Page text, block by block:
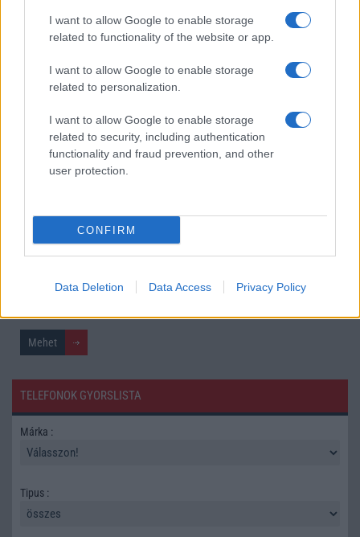
I want to allow Google to enable storage
related to functionality of the website or app.
I want to allow Google to enable storage
related to personalization.
I want to allow Google to enable storage
related to security, including authentication
functionality and fraud prevention, and other
user protection.
CONFIRM
Data Deletion Data Access Privacy Policy
Nem biztos, hogy érdemes kivárni az iPhone 18 Prot
kamerás funkcióját
Élőképeken a Dark Cherry színű iPhone 18 Pro Max!
Itt a vég a Galaxy S23 széria számára: a One UI 9 lehet az
utolsó nagy frissítés
További hírek
Mennyibe kerül
TELEFONOK GYORSLISTA
Márka :
Tipus :